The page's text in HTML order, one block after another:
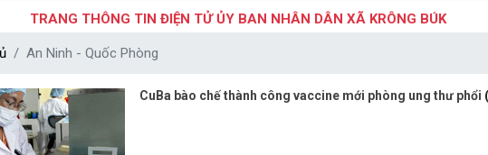
THÔNG TIN ĐIỆN TỬ ỦY BAN NHÂN DÂN XÃ KRÔNG BÚK
An Ninh - Quốc Phòng
CuBa bào chế thành công vaccine mới phòng ung thư phổi